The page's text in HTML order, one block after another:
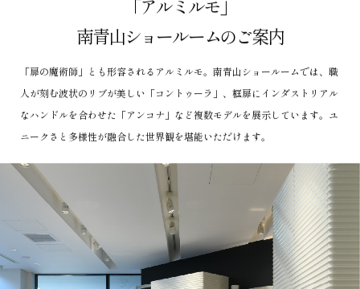
「アルミルモ」
南青山ショールームのご案内
「扉の魔術師」とも形容されるアルミルモ。南青山ショールームでは、職
人が刻む波状のリブが美しい「コントゥーラ」、框扉にインダストリアル
なハンドルを合わせた「アンコナ」など複数モデルを展示しています。ユ
ニークさと多様性が融合した世界観を堪能いただけます。